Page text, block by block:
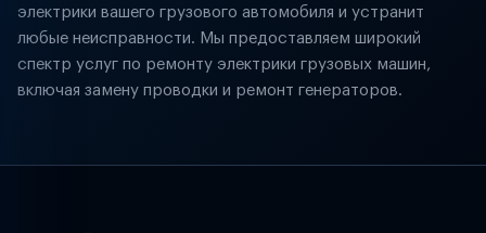
электрики вашего грузового автомобиля и устранит
любые неисправности. Мы предоставляем широкий
спектр услуг по ремонту электрики грузовых машин,
включая замену проводки и ремонт генераторов.